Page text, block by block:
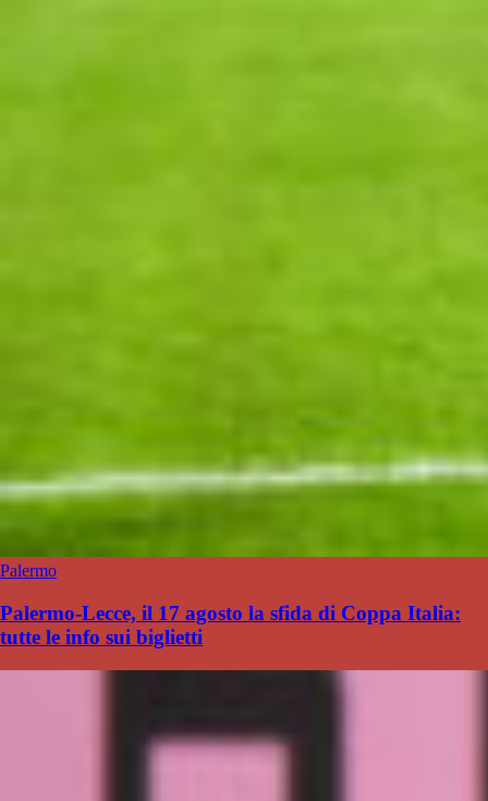
Palermo
Palermo-Lecce, il 17 agosto la sfida di Coppa Italia:
tutte le info sui biglietti